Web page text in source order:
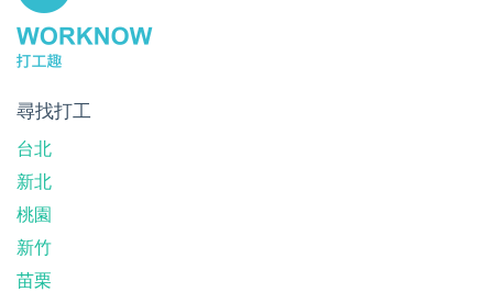
尋找打工
台北
新北
桃園
新竹
苗栗